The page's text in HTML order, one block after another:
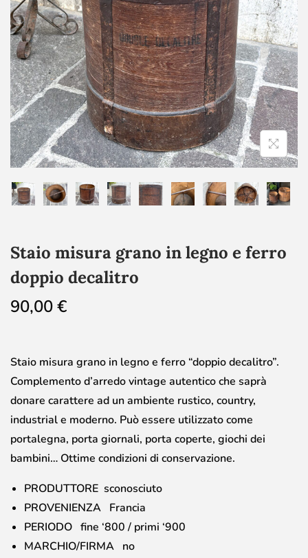
Staio misura grano in legno e ferro
doppio decalitro
90,00€
Staio misura grano in legno e ferro “doppio decalitro”.
Complemento d’arredo vintage autentico che saprà
donare carattere ad un ambiente rustico, country,
industrial e moderno. Può essere utilizzato come
portalegna, porta giornali, porta coperte, giochi dei
bambini… Ottime condizioni di conservazione.
PRODUTTORE sconosciuto
PROVENIENZA Francia
PERIODO fine ‘800 / primi ‘900
MARCHIO/FIRMA no